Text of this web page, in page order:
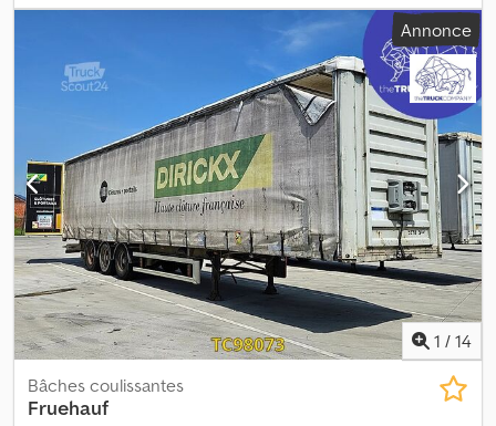
Configuration des essieux Dimensions des pneus : 255/60R19,5
Marque des essieux : SAF Freins : Freins à disque Suspension :
Suspension pneumatique Essieu arrière 1 : Pneus doubles ;
profondeur des sculptures à l’intérieur du pneu gauche : 3 mm ;
profondeur des sculptures à l’extérieur du pneu gauche : 3 mm ;
profondeur des sculptures à l’intérieur du pneu droit : 3 mm ;
profondeur des sculptures à l’extérieur du pneu droit : 3 mm
Essieu arrière 2 : Pneus doubles ; profondeur des sculptures à
l’intérieur du pneu gauche : 3 mm ; profondeur des sculptures à
l’extérieur du pneu gauche : 3 mm ; profondeur des sculptures à
l’intérieur du pneu droit : 3 mm ; profondeur des sculptures à
l’extérieur du pneu droit : 3 mm Crsdpfxozrc H Ie Aiyof Poids Poids
à vide : 4 360 kg Charge utile : 14 640 kg PTAC : 19 000 kg État
Dégâts : aucun
Annonce
1 / 14
Bâches coulissantes
Fruehauf